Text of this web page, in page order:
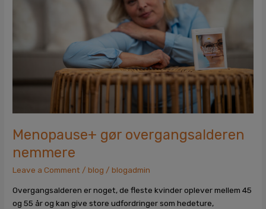
Menopause+ gør overgangsalderen
nemmere
Leave a Comment /blog /blogadmin
Overgangsalderen er noget, de fleste kvinder oplever mellem 45
og 55 år og kan give store udfordringer som hedeture,